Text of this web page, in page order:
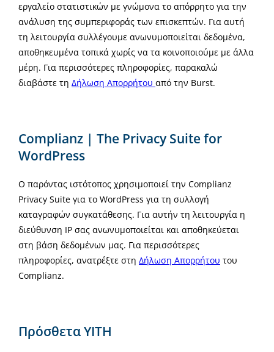
εργαλείο στατιστικών με γνώμονα το απόρρητο για την
ανάλυση της συμπεριφοράς των επισκεπτών. Για αυτή
τη λειτουργία συλλέγουμε ανωνυμοποιείται δεδομένα,
αποθηκευμένα τοπικά χωρίς να τα κοινοποιούμε με άλλα
μέρη. Για περισσότερες πληροφορίες, παρακαλώ
διαβάστε τη Δήλωση Απορρήτου από την Burst.
Complianz | The Privacy Suite for
WordPress
Ο παρόντας ιστότοπος χρησιμοποιεί την Complianz
Privacy Suite για το WordPress για τη συλλογή
καταγραφών συγκατάθεσης. Για αυτήν τη λειτουργία η
διεύθυνση IP σας ανωνυμοποιείται και αποθηκεύεται
στη βάση δεδομένων μας. Για περισσότερες
πληροφορίες, ανατρέξτε στη Δήλωση Απορρήτου του
Complianz.
Πρόσθετα YITH